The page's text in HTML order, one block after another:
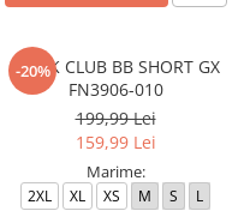
-20%
M N K CLUB BB SHORT GX
FN3906-010
199,99 Lei
159,99 Lei
Marime:
2XL XL XS M S L